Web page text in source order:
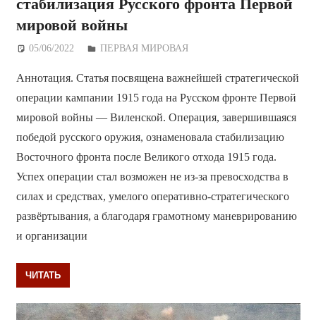
стабилизация Русского фронта Первой
мировой войны
05/06/2022 Дежурный по Редакции
ПЕРВАЯ МИРОВАЯ
Аннотация. Статья посвящена важнейшей стратегической
операции кампании 1915 года на Русском фронте Первой
мировой войны — Виленской. Операция, завершившаяся
победой русского оружия, ознаменовала стабилизацию
Восточного фронта после Великого отхода 1915 года.
Успех операции стал возможен не из-за превосходства в
силах и средствах, умелого оперативно-стратегического
развёртывания, а благодаря грамотному маневрированию
и организации
ЧИТАТЬ